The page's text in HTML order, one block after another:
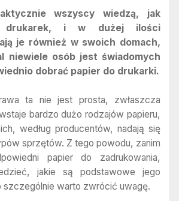
wszyscy wiedzą, jak
drukarek, i w dużej ilości
je również w swoich domach,
niewiele osób jest świadomych
dobrać papier do drukarki.
ta nie jest prosta, zwłaszcza
bardzo dużo rodzajów papieru,
według producentów, nadają się
sprzętów. Z tego powodu, zanim
papier do zadrukowania,
jakie są podstawowe jego
szczególnie warto zwrócić uwagę.